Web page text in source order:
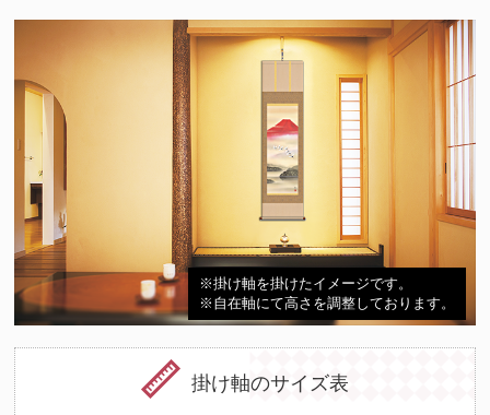
※掛け軸を掛けたイメージです。
※自在軸にて高さを調整しております。
掛け軸のサイズ表